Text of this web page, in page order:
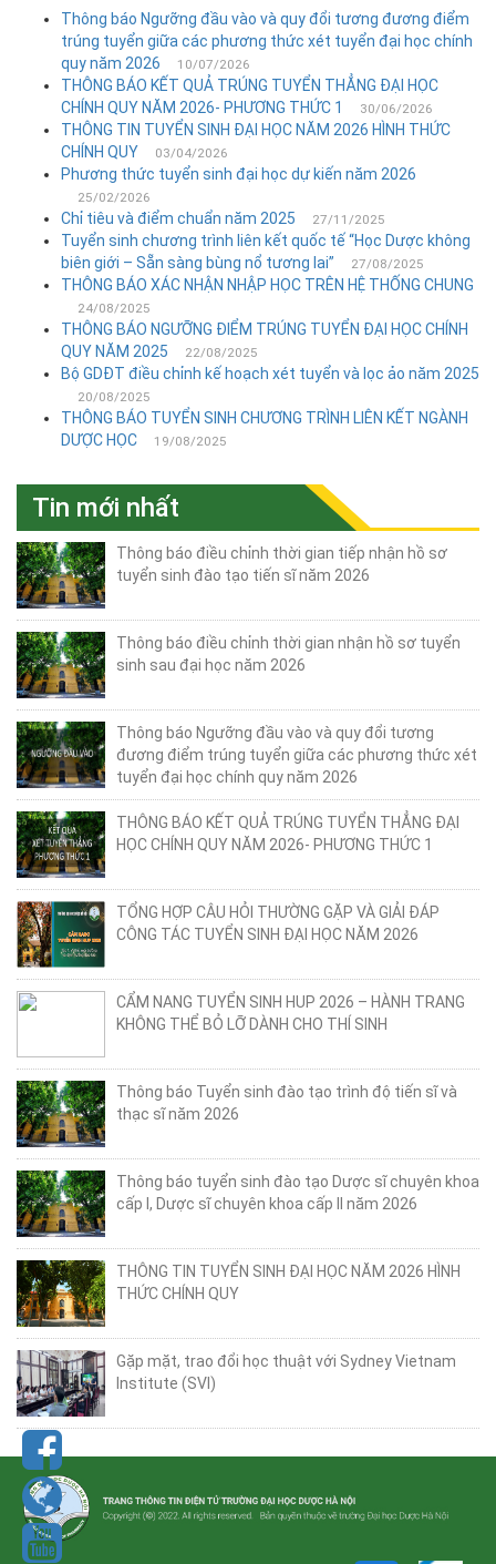
kết
Tuyển
sinh
Sau
Đại
học
tuyển
sinh
thạc
sĩ
+ Tin
xét
tuyển
tiến
tuyển
sinh
DSCK
I
+ Tin
tuyển
sinh
DSCK
II
Đào
tạo
liên
tục
Tin
tức
Giới
thiệu
Thông báo Ngưỡng đầu vào và quy đổi tương đương điểm
trúng tuyển giữa các phương thức xét tuyển đại học chính
quy năm 2026
10/07/2026
THÔNG BÁO KẾT QUẢ TRÚNG TUYỂN THẲNG ĐẠI HỌC
CHÍNH QUY NĂM 2026- PHƯƠNG THỨC 1
30/06/2026
THÔNG TIN TUYỂN SINH ĐẠI HỌC NĂM 2026 HÌNH THỨC
CHÍNH QUY
03/04/2026
Phương thức tuyển sinh đại học dự kiến năm 2026
25/02/2026
Chỉ tiêu và điểm chuẩn năm 2025 27/11/2025
Tuyển sinh chương trình liên kết quốc tế “Học Dược không
biên giới – Sẵn sàng bùng nổ tương lai”
27/08/2025
THÔNG BÁO XÁC NHẬN NHẬP HỌC TRÊN HỆ THỐNG CHUNG
24/08/2025
THÔNG BÁO NGƯỠNG ĐIỂM TRÚNG TUYỂN ĐẠI HỌC CHÍNH
QUY NĂM 2025
22/08/2025
Bộ GDĐT điều chỉnh kế hoạch xét tuyển và lọc ảo năm 2025
20/08/2025
THÔNG BÁO TUYỂN SINH CHƯƠNG TRÌNH LIÊN KẾT NGÀNH
DƯỢC HỌC
19/08/2025
Tin mới nhất
Thông báo điều chỉnh thời gian tiếp nhận hồ sơ
tuyển sinh đào tạo tiến sĩ năm 2026
Thông báo điều chỉnh thời gian nhận hồ sơ tuyển
sinh sau đại học năm 2026
Thông báo Ngưỡng đầu vào và quy đổi tương
đương điểm trúng tuyển giữa các phương thức xét
tuyển đại học chính quy năm 2026
THÔNG BÁO KẾT QUẢ TRÚNG TUYỂN THẲNG ĐẠI
HỌC CHÍNH QUY NĂM 2026- PHƯƠNG THỨC 1
TỔNG HỢP CÂU HỎI THƯỜNG GẶP VÀ GIẢI ĐÁP
CÔNG TÁC TUYỂN SINH ĐẠI HỌC NĂM 2026
CẨM NANG TUYỂN SINH HUP 2026 – HÀNH TRANG
KHÔNG THỂ BỎ LỠ DÀNH CHO THÍ SINH
Thông báo Tuyển sinh đào tạo trình độ tiến sĩ và
thạc sĩ năm 2026
Thông báo tuyển sinh đào tạo Dược sĩ chuyên khoa
cấp I, Dược sĩ chuyên khoa cấp II năm 2026
THÔNG TIN TUYỂN SINH ĐẠI HỌC NĂM 2026 HÌNH
THỨC CHÍNH QUY
Gặp mặt, trao đổi học thuật với Sydney Vietnam
Institute (SVI)